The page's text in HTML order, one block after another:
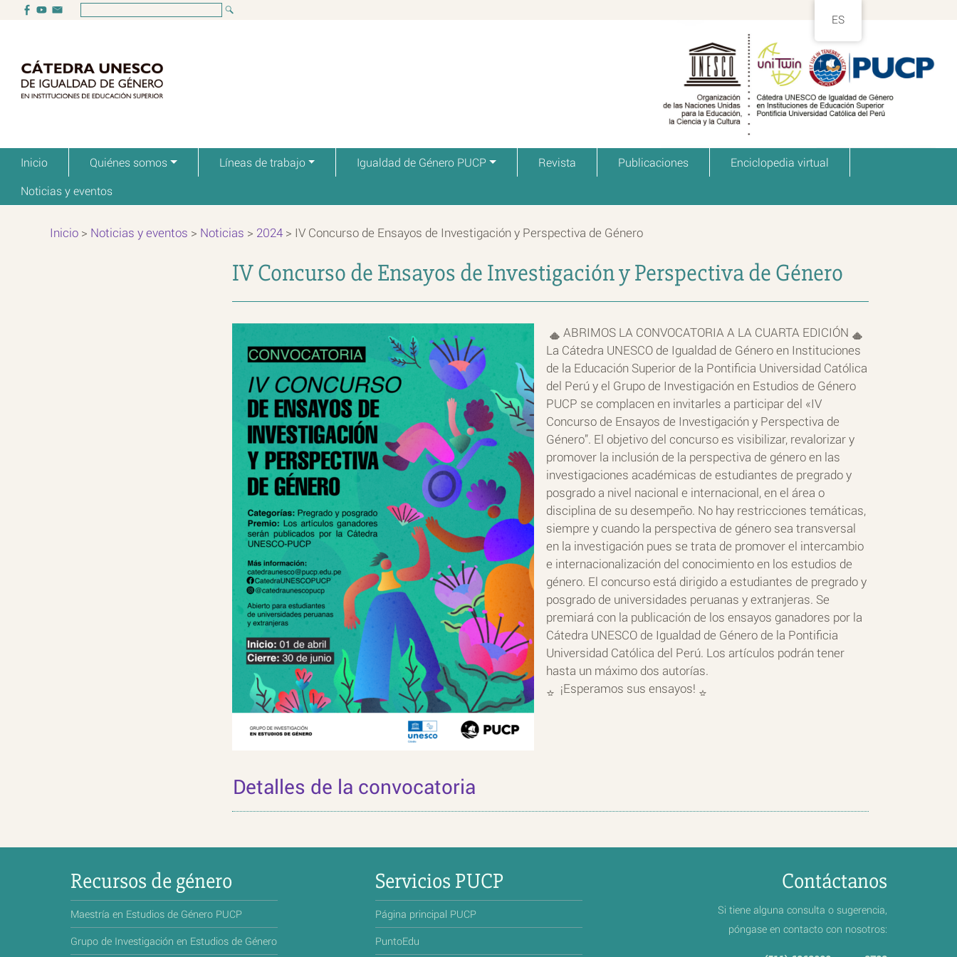
Inicio Quiénes somos Líneas de trabajo Igualdad de Género PUCP Revista Publicaciones
Enciclopedia virtual
Noticias y eventos
Inicio> Noticias y eventos > Noticias > 2024> IV Concurso de Ensayos de Investigación y Perspectiva de Género
IV Concurso de Ensayos de Investigación y Perspectiva de Género
ABRIMOS LA CONVOCATORIA A LA CUARTA EDICIÓN
La Cátedra UNESCO de Igualdad de Género en Instituciones
de la Educación Superior de la Pontificia Universidad Católica
del Perú y el Grupo de Investigación en Estudios de Género
PUCP se complacen en invitarles a participar del «IV
Concurso de Ensayos de Investigación y Perspectiva de
Género”. El objetivo del concurso es visibilizar, revalorizar y
promover la inclusión de la perspectiva de género en las
investigaciones académicas de estudiantes de pregrado y
posgrado a nivel nacional e internacional, en el área o
disciplina de su desempeño. No hay restricciones temáticas,
siempre y cuando la perspectiva de género sea transversal
en la investigación pues se trata de promover el intercambio
e internacionalización del conocimiento en los estudios de
género. El concurso está dirigido a estudiantes de pregrado y
posgrado de universidades peruanas y extranjeras. Se
premiará con la publicación de los ensayos ganadores por la
Cátedra UNESCO de Igualdad de Género de la Pontificia
Universidad Católica del Perú. Los artículos podrán tener
hasta un máximo dos autorías.
¡Esperamos sus ensayos!
Detalles de la convocatoria
Recursos de género
Maestría en Estudios de Género PUCP
Grupo de Investigación en Estudios de Género
Servicios PUCP
Página principal PUCP
PuntoEdu
Contáctanos
Si tiene alguna consulta o sugerencia,
póngase en contacto con nosotros:
ES